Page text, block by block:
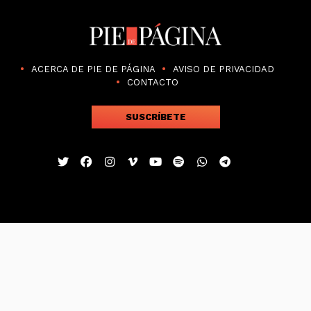
ACERCA DE PIE DE PÁGINA
AVISO DE PRIVACIDAD
CONTACTO
SUSCRÍBETE